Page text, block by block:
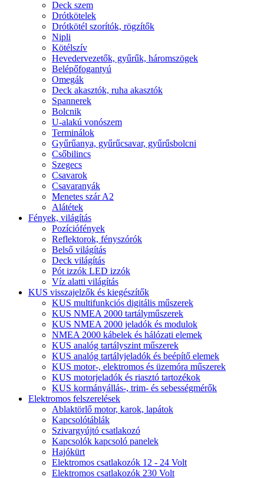
Deck szem
Drótkötelek
Drótkötél szorítók, rögzítők
Nipli
Kötélszív
Hevedervezetők, gyűrűk, háromszögek
Belépőfogantyú
Omegák
Deck akasztók, ruha akasztók
Spannerek
Bolcnik
U-alakú vonószem
Terminálok
Gyűrűanya, gyűrűcsavar, gyűrűsbolcni
Csőbilincs
Szegecs
Csavarok
Csavaranyák
Menetes szár A2
Alátétek
Fények, világítás
Pozíciófények
Reflektorok, fényszórók
Belső világítás
Deck világítás
Pót izzók LED izzók
Víz alatti világítás
KUS visszajelzők és kiegészítők
KUS multifunkciós digitális műszerek
KUS NMEA 2000 tartályműszerek
KUS NMEA 2000 jeladók és modulok
NMEA 2000 kábelek és hálózati elemek
KUS analóg tartályszint műszerek
KUS analóg tartályjeladók és beépítő elemek
KUS motor-, elektromos és üzemóra műszerek
KUS motorjeladók és riasztó tartozékok
KUS kormányállás-, trim- és sebességmérők
Elektromos felszerelések
Ablaktörlő motor, karok, lapátok
Kapcsolótáblák
Szivargyújtó csatlakozó
Kapcsolók kapcsoló panelek
Hajókürt
Elektromos csatlakozók 12 - 24 Volt
Elektromos csatlakozók 230 Volt